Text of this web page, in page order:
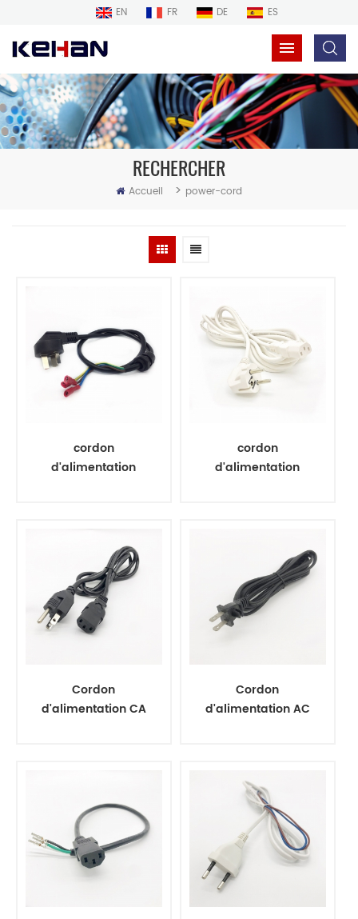
EN FR DE ES
RECHERCHER
Accueil > power-cord
cordon
d'alimentation
cordon
d'alimentation
Cordon
d'alimentation CA
Cordon
d'alimentation AC